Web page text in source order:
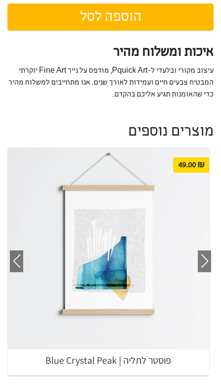
הוספה לסל
איכות ומשלוח מהיר
עיצוב מקורי ובלעדי ל-Pquick Art, מודפס על נייר Fine Art יוקרתי
המבטיח צבעים חיים ועמידות לאורך שנים. אנו מתחייבים למשלוח מהיר
כדי שהאומנות תגיע אליכם בהקדם.
מוצרים נוספים
₪
49.00
פוסטר לתליה | Blue Crystal Peak